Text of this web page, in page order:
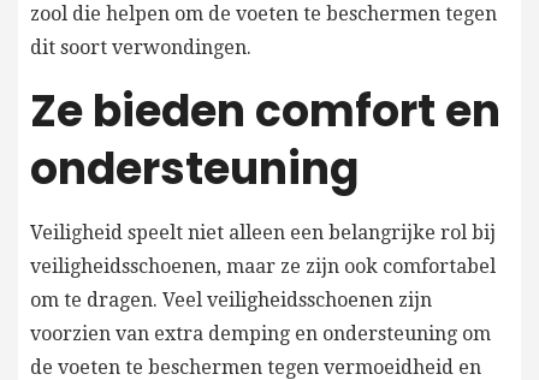
zool die helpen om de voeten te beschermen tegen
dit soort verwondingen.
Ze bieden comfort en
ondersteuning
Veiligheid speelt niet alleen een belangrijke rol bij
veiligheidsschoenen, maar ze zijn ook comfortabel
om te dragen. Veel veiligheidsschoenen zijn
voorzien van extra demping en ondersteuning om
de voeten te beschermen tegen vermoeidheid en